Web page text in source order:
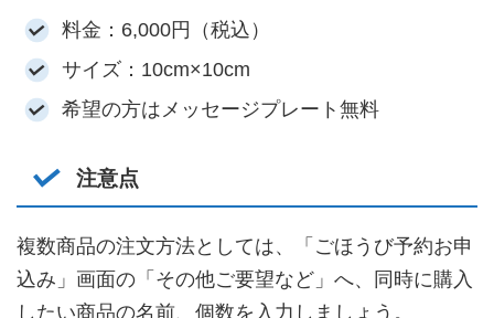
料金：6,000円（税込）
サイズ：10cm×10cm
希望の方はメッセージプレート無料
注意点
複数商品の注文方法としては、「ごほうび予約お申
込み」画面の「その他ご要望など」へ、同時に購入
したい商品の名前、個数を入力しましょう。